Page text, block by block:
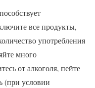
все продукты,
употребления
много
от алкоголя, пейте
(при условии